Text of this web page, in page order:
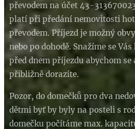
převodem na účet 43-
platí při předání nemovitosti
převodem. Příjezd je možný
nebo po dohodě. Snažíme se
před dnem příjezdu abychom
přibližně dorazíte.
Pozor, do domečků pro dva
dětmi byť by byly na posteli s
domečku počítáme max.